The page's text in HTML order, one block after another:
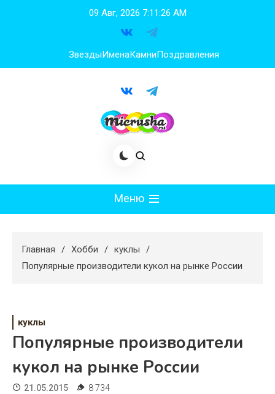
09 Авг, 2026 7:11:27 AM
ЗвездыИменаКамниПоздравления
Меню
Худеем
Свадьба
Жизнь
Главная Хобби
куклы
Популярные производители кукол на рынке России
куклы
Популярные производители
кукол на рынке России
21.05.2015 8 734